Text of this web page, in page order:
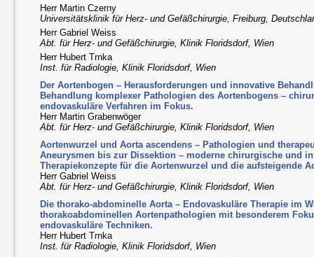
Herr Martin Czerny
Universitätsklinik für Herz- und Gefäßchirurgie, Freiburg,
Herr Gabriel Weiss
Abt. für Herz- und Gefäßchirurgie, Klinik Floridsdorf, Wien
Herr Hubert Trnka
Inst. für Radiologie, Klinik Floridsdorf, Wien
Der Aortenbogen – Herausforderungen und innovative
Behandlung komplexer Pathologien des Aortenbogens –
endovaskuläre Verfahren im Fokus.
Herr Martin Grabenwöger
Abt. für Herz- und Gefäßchirurgie, Klinik Floridsdorf, Wien
Aortenwurzel und Aorta ascendens – Pathologien und
Aneurysmen bis zur Dissektion – moderne chirurgische und
Therapiekonzepte für die Aortenwurzel und die aufsteigende
Herr Gabriel Weiss
Abt. für Herz- und Gefäßchirurgie, Klinik Floridsdorf, Wien
Die thorako-abdominelle Aorta – Endovaskuläre Therapie im
thorakoabdominellen Aortenpathologien mit besonderem
endovaskuläre Techniken.
Herr Hubert Trnka
Inst. für Radiologie, Klinik Floridsdorf, Wien